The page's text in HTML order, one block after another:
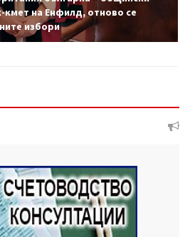
кмет на Енфилд, отново се
избори